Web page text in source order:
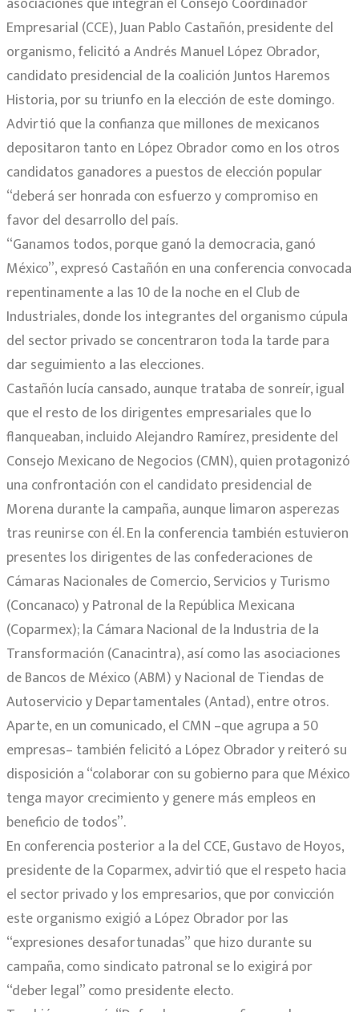
Empresarial (CCE), Juan Pablo Castañón, presidente del
organismo, felicitó a Andrés Manuel López Obrador,
candidato presidencial de la coalición Juntos Haremos
Historia, por su triunfo en la elección de este domingo.
Advirtió que la confianza que millones de mexicanos
depositaron tanto en López Obrador como en los otros
candidatos ganadores a puestos de elección popular
“deberá ser honrada con esfuerzo y compromiso en
favor del desarrollo del país.
“Ganamos todos, porque ganó la democracia, ganó
México”, expresó Castañón en una conferencia convocada
repentinamente a las 10 de la noche en el Club de
Industriales, donde los integrantes del organismo cúpula
del sector privado se concentraron toda la tarde para
dar seguimiento a las elecciones.
Castañón lucía cansado, aunque trataba de sonreír, igual
que el resto de los dirigentes empresariales que lo
flanqueaban, incluido Alejandro Ramírez, presidente del
Consejo Mexicano de Negocios (CMN), quien protagonizó
una confrontación con el candidato presidencial de
Morena durante la campaña, aunque limaron asperezas
tras reunirse con él. En la conferencia también estuvieron
presentes los dirigentes de las confederaciones de
Cámaras Nacionales de Comercio, Servicios y Turismo
(Concanaco) y Patronal de la República Mexicana
(Coparmex); la Cámara Nacional de la Industria de la
Transformación (Canacintra), así como las asociaciones
de Bancos de México (ABM) y Nacional de Tiendas de
Autoservicio y Departamentales (Antad), entre otros.
Aparte, en un comunicado, el CMN –que agrupa a 50
empresas– también felicitó a López Obrador y reiteró su
disposición a “colaborar con su gobierno para que México
tenga mayor crecimiento y genere más empleos en
beneficio de todos”.
En conferencia posterior a la del CCE, Gustavo de Hoyos,
presidente de la Coparmex, advirtió que el respeto hacia
el sector privado y los empresarios, que por convicción
este organismo exigió a López Obrador por las
“expresiones desafortunadas” que hizo durante su
campaña, como sindicato patronal se lo exigirá por
“deber legal” como presidente electo.